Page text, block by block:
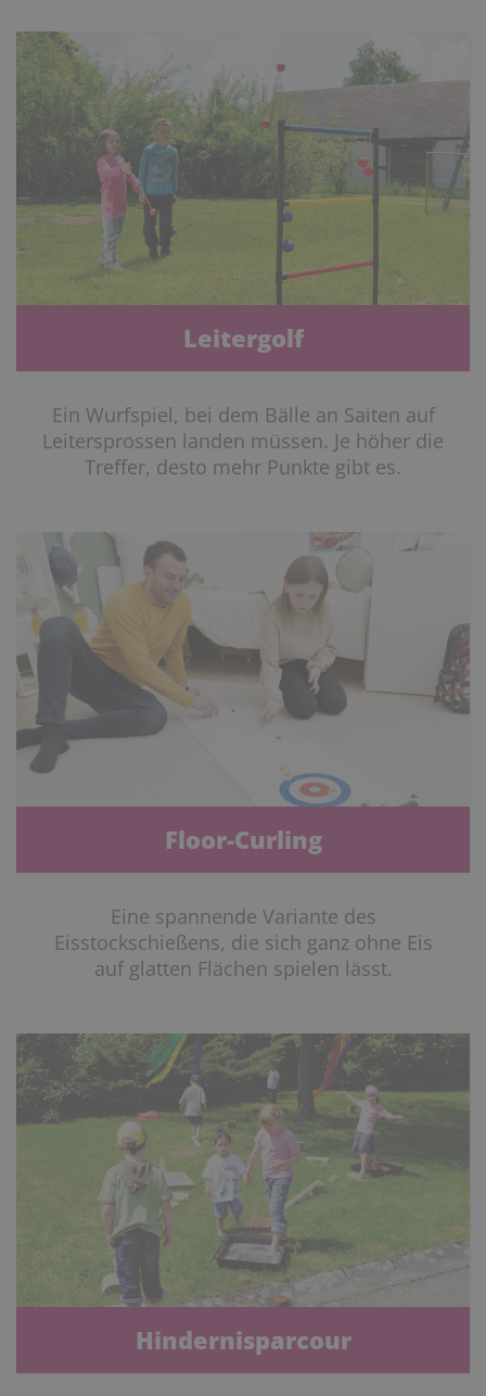
Leitergolf
Ein Wurfspiel, bei dem Bälle an Saiten auf
Leitersprossen landen müssen. Je höher die
Treffer, desto mehr Punkte gibt es.
Floor-Curling
Eine spannende Variante des
Eisstockschießens, die sich ganz ohne Eis
auf glatten Flächen spielen lässt.
Hindernisparcour